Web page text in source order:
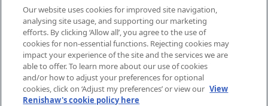
Our website uses cookies for improved site navigation,
analysing site usage, and supporting our marketing
efforts. By clicking ‘Allow all’, you agree to the use of
cookies for non-essential functions. Rejecting cookies may
impact your experience of the site and the services we are
able to offer. To learn more about our use of cookies
and/or how to adjust your preferences for optional
cookies, click on ‘Adjust my preferences’ or view our View
Renishaw's cookie policy here